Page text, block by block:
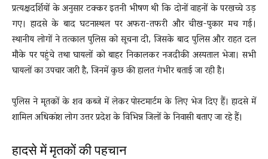
प्रत्यक्षदर्शियों के अनुसार टक्कर इतनी भीषण थी कि दोनों वाहनों के परखच्चे उड़
गए। हादसे के बाद घटनास्थल पर अफरा-तफरी और चीख-पुकार मच गई।
स्थानीय लोगों ने तत्काल पुलिस को सूचना दी, जिसके बाद पुलिस और राहत दल
मौके पर पहुंचे तथा घायलों को बाहर निकालकर नजदीकी अस्पताल भेजा। सभी
घायलों का उपचार जारी है, जिनमें कुछ की हालत गंभीर बताई जा रही है।
पुलिस ने मृतकों के शव कब्जे में लेकर पोस्टमार्टम के लिए भेज दिए हैं। हादसे में
शामिल अधिकांश लोग उत्तर प्रदेश के विभिन्न जिलों के निवासी बताए जा रहे हैं।
हादसे में मृतकों की पहचान